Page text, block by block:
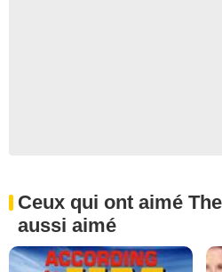
Ceux qui ont aimé
aussi aimé